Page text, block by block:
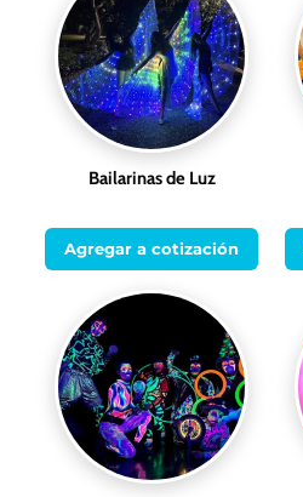
Bailarinas de Luz
Agregar a cotización